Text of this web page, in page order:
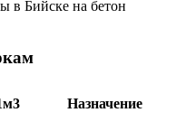
в Бийске на бетон
Назначение